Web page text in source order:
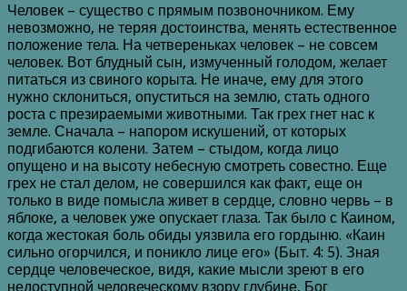
Человек – существо с прямым позвоночником. Ему
невозможно, не теряя достоинства, менять естественное
положение тела. На четвереньках человек – не совсем
человек. Вот блудный сын, измученный голодом, желает
питаться из свиного корыта. Не иначе, ему для этого
нужно склониться, опуститься на землю, стать одного
роста с презираемыми животными. Так грех гнет нас к
земле. Сначала – напором искушений, от которых
подгибаются колени. Затем – стыдом, когда лицо
опущено и на высоту небесную смотреть совестно. Еще
грех не стал делом, не совершился как факт, еще он
только в виде помысла живет в сердце, словно червь – в
яблоке, а человек уже опускает глаза. Так было с Каином,
когда жестокая боль обиды уязвила его гордыню. «Каин
сильно огорчился, и поникло лице его» (Быт. 4: 5). Зная
сердце человеческое, видя, какие мысли зреют в его
недоступной человеческому взору глубине, Бог